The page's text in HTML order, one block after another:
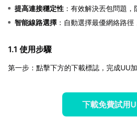
提高連接穩定性 ：有效解決丟包問題
智能線路選擇 ：自動選擇最優網絡路
1.1 使用步驟
第一步：點擊下方的下載標誌，完成UU
下載免費試用